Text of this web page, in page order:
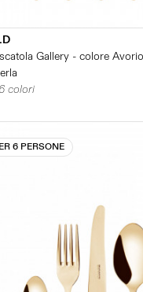
Gallery - colore
colori
6 PERSONE